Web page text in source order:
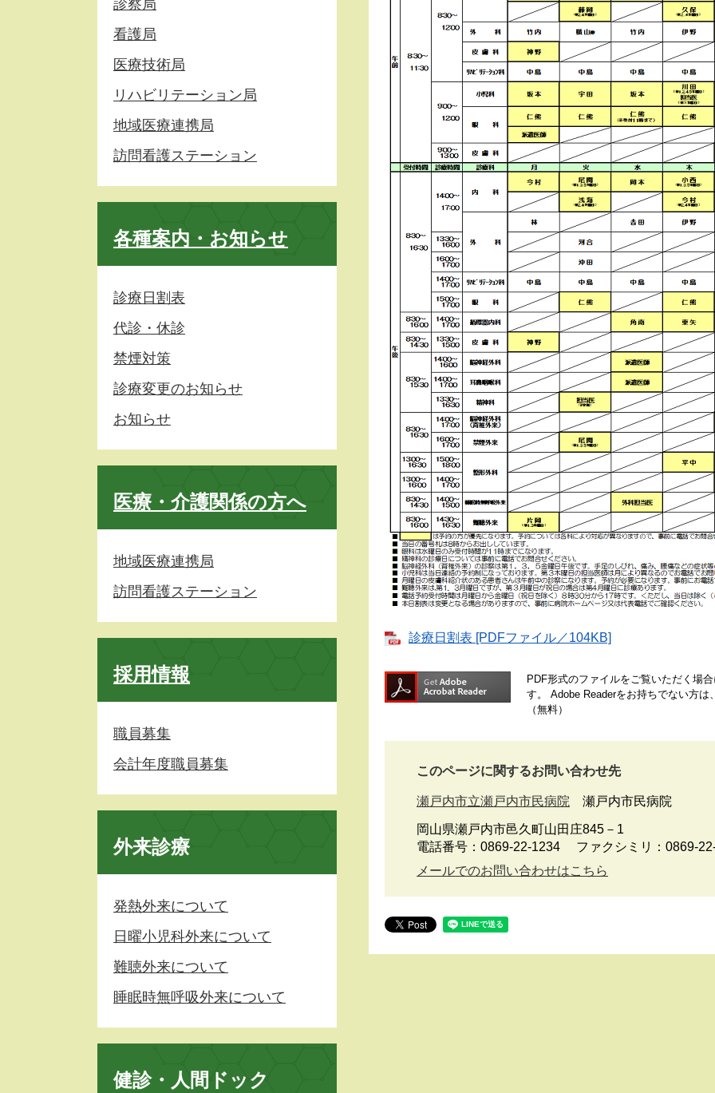
診療日割表 [PDFファイル／104KB]
PDF形式のファイルをご覧いただく場
す。
Adobe Readerをお持ちでない方
（無料）
このページに関するお問い合わせ先
瀬戸内市立瀬戸内市民病院 瀬戸内市民病院
岡山県瀬戸内市邑久町山田庄845－1
電話番号：0869-22-1234
ファクシミリ：0869-
メールでのお問い合わせはこちら
診察局
看護局
医療技術局
リハビリテーション局
地域医療連携局
訪問看護ステーション
各種案内・お知らせ
診療日割表
代診・休診
禁煙対策
診療変更のお知らせ
お知らせ
医療・介護関係の方へ
地域医療連携局
訪問看護ステーション
採用情報
職員募集
会計年度職員募集
外来診療
発熱外来について
日曜小児科外来について
難聴外来について
睡眠時無呼吸外来について
健診・人間ドック